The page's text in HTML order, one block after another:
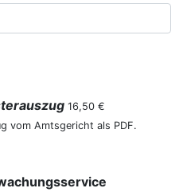
16,50 €
vom Amtsgericht als PDF.